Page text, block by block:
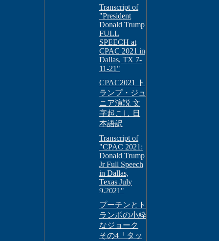
Transcript of
"President
Donald Trump
FULL
SPEECH at
CPAC 2021 in
Dallas, TX 7-
11-21"
CPAC2021 ト
ランプ・ジュ
ニア演説 文
字起こし 日
本語訳
Transcript of
"CPAC 2021:
Donald Trump
Jr Full Speech
in Dallas,
Texas July
9.2021"
プーチンとト
ランポの小粋
なジョーク
その4「タッ